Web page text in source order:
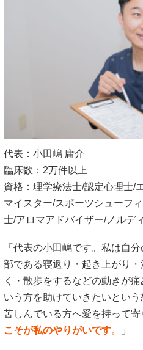
代表：小田嶋 庸介
臨床数：2万件以上
資格：理学療法士/認定心理士/
マイスター/スポーツシューフ
士/アロマアドバイザー/ノルデ
「代表の小田嶋です。私は自
部である寝返り・起き上がり
く・散歩をするなどの動きが
いう方を助けていきたいという
苦しんでいる方へ愛を持って寄
こそが私のやりがいです。 」